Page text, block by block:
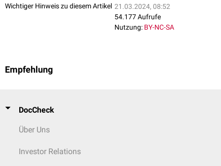
Wichtiger Hinweis zu diesem Artikel 21.03.2024, 08:52
54.177 Aufrufe
Nutzung: BY-NC-SA
Empfehlung
DocCheck
Über Uns
Investor Relations